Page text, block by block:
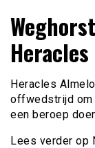
Heracles
offwedstrijd om
een beroep
Lees verder op